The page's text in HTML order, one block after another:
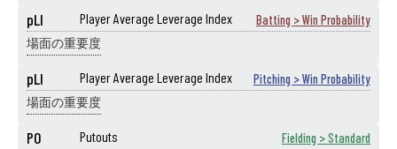
pLI Player Average Leverage Index Batting > Win Probability
場面の重要度
pLI Player Average Leverage Index Pitching > Win Probability
場面の重要度
PO Putouts Fielding > Standard